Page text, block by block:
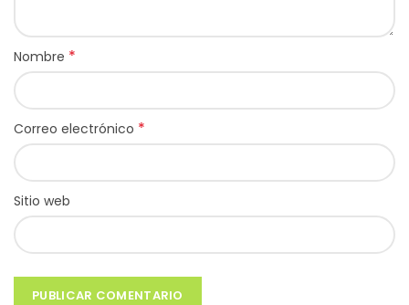
Nombre *
Correo electrónico *
Sitio web